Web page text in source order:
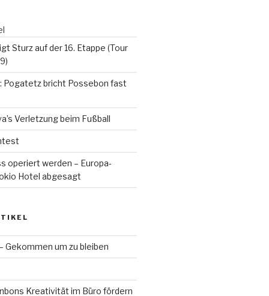
Sturz auf der 16. Etappe (Tour
Pogatetz bricht Possebon fast
Verletzung beim Fußball
operiert werden – Europa-
Hotel abgesagt
Gekommen um zu bleiben
Kreativität im Büro fördern